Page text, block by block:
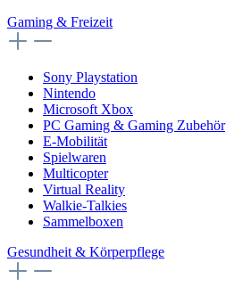
Gaming & Freizeit
Sony Playstation
Nintendo
Microsoft Xbox
PC Gaming & Gaming Zubehör
E-Mobilität
Spielwaren
Multicopter
Virtual Reality
Walkie-Talkies
Sammelboxen
Gesundheit & Körperpflege